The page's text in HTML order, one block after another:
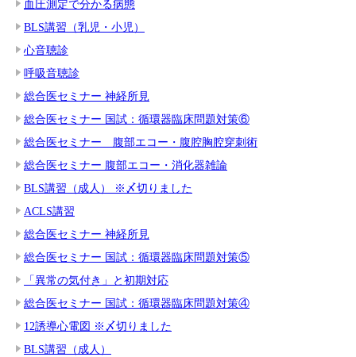
血圧測定で分かる病態
BLS講習（乳児・小児）
心音聴診
呼吸音聴診
総合医セミナー 神経所見
総合医セミナー 国試：循環器臨床問題対策⑥
総合医セミナー 腹部エコー・腹腔胸腔穿刺術
総合医セミナー 腹部エコー・消化器雑論
BLS講習（成人） ※〆切りました
ACLS講習
総合医セミナー 神経所見
総合医セミナー 国試：循環器臨床問題対策⑤
「異常の気付き」と初期対応
総合医セミナー 国試：循環器臨床問題対策④
12誘導心電図 ※〆切りました
BLS講習（成人）